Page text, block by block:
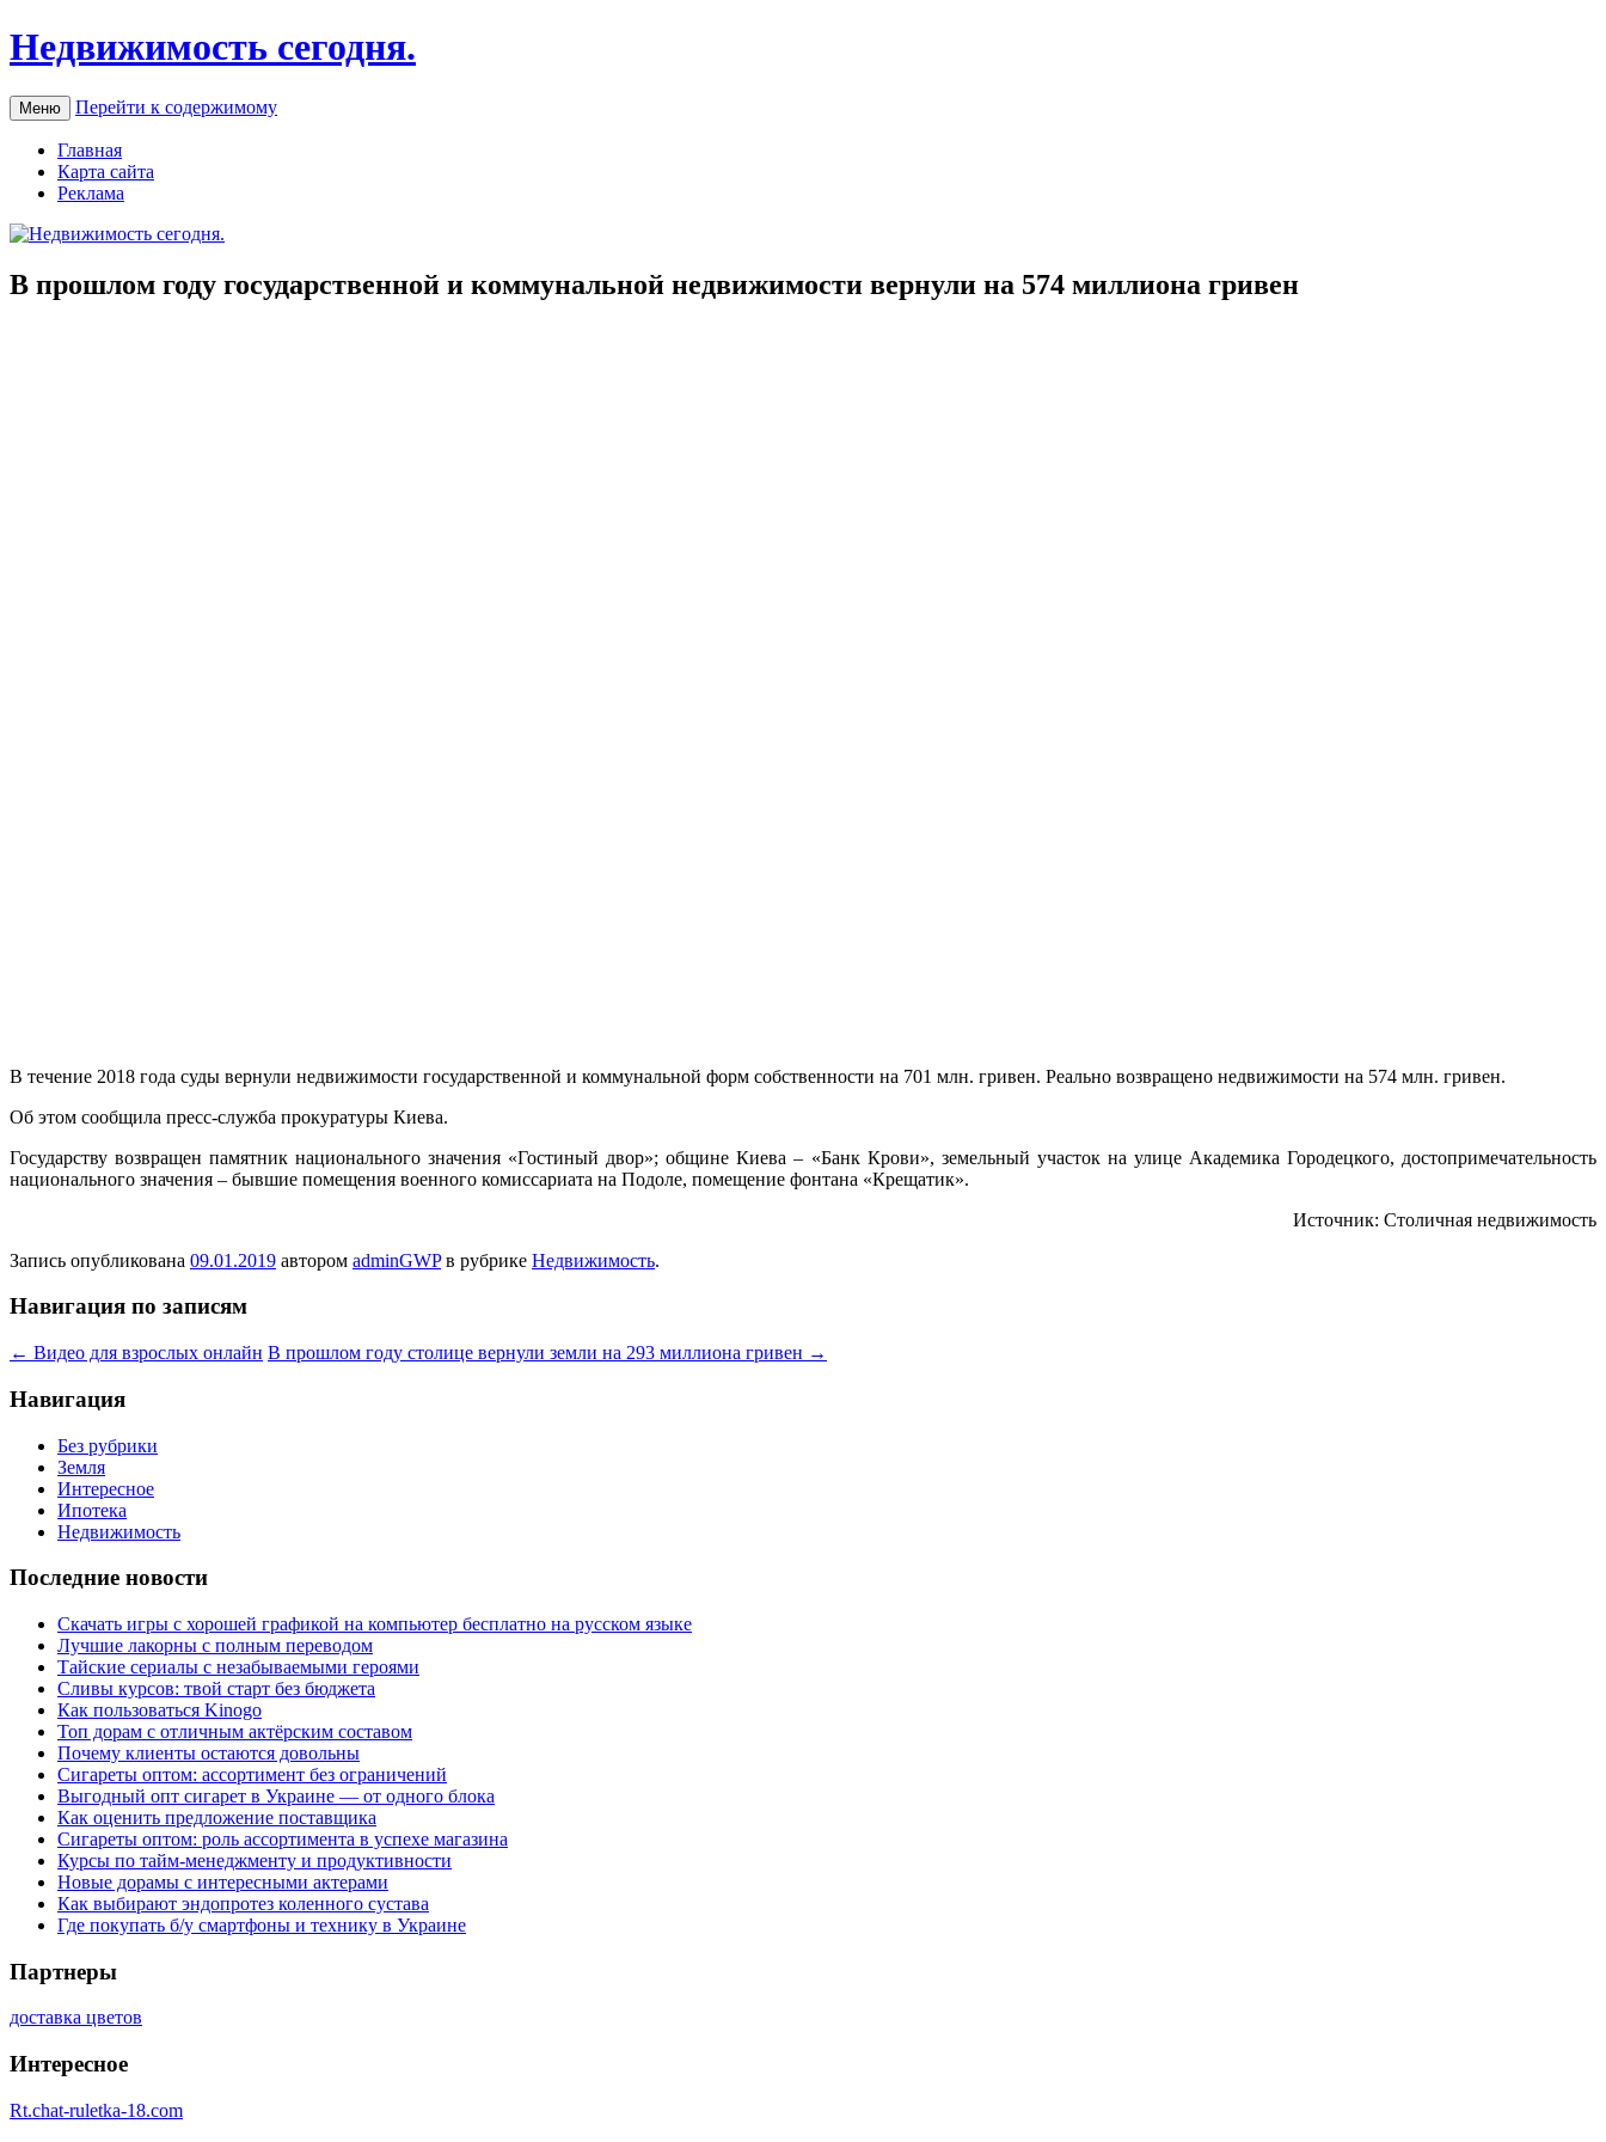
Недвижимость сегодня.
Меню Перейти к содержимому
Главная
Карта сайта
Реклама
В прошлом году государственной и коммунальной недвижимости вернули на 574 миллиона гривен
В тeчeниe 2018 года суды вернули недвижимости государственной и коммунальной форм собственности на 701 млн. гривен. Реально возвращено недвижимости на 574 млн. гривен.
Об этом сообщила пресс-служба прокуратуры Киева.
Государству возвращен памятник национального значения «Гостиный двор»; общине Киева – «Банк Крови», земельный участок на улице Академика Городецкого, достопримечательность
национального значения – бывшие помещения военного комиссариата на Подоле, помещение фонтана «Крещатик».
Источник: Столичная недвижимость
Запись опубликована 09.01.2019 автором adminGWPв рубрике Недвижимость.
Навигация по записям
← Видео для взрослых онлайн В прошлом году столице вернули земли на 293 миллиона гривен →
Навигация
Без рубрики
Земля
Интересное
Ипотека
Недвижимость
Последние новости
Скачать игры с хорошей графикой на компьютер бесплатно на русском языке
Лучшие лакорны с полным переводом
Тайские сериалы с незабываемыми героями
Сливы курсов: твой старт без бюджета
Как пользоваться Kinogo
Топ дорам с отличным актёрским составом
Почему клиенты остаются довольны
Сигареты оптом: ассортимент без ограничений
Выгодный опт сигарет в Украине — от одного блока
Как оценить предложение поставщика
Сигареты оптом: роль ассортимента в успехе магазина
Курсы по тайм-менеджменту и продуктивности
Новые дорамы с интересными актерами
Как выбирают эндопротез коленного сустава
Где покупать б/у смартфоны и технику в Украине
Партнеры
доставка цветов
Интересное
Rt.chat-ruletka-18.com